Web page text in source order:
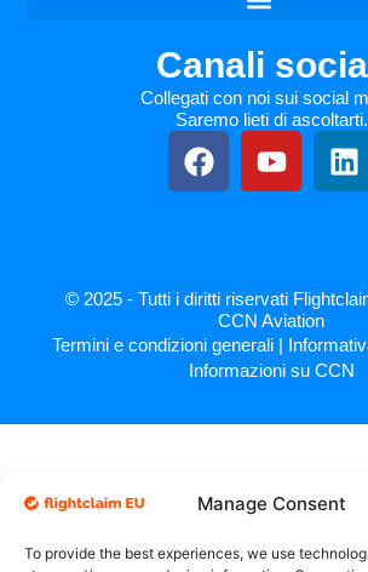
Manage Consent
To provide the best experiences, we use
Canali
Collegati con noi sui social
Saremo lieti di ascoltarti.
© 2025 - Tutti i diritti riservati
CCN Aviation
Termini e condizioni generali |
Informazioni su CCN